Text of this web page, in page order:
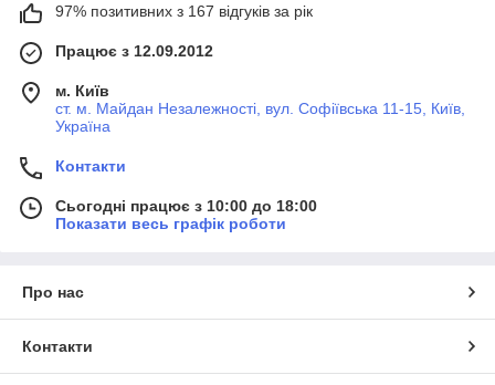
97% позитивних з 167 відгуків за рік
Працює з 12.09.2012
м. Київ
ст. м. Майдан Незалежності, вул. Софіївська 11-15, Київ,
Україна
Контакти
Сьогодні працює з 10:00 до 18:00
Показати весь графік роботи
Про нас
Контакти